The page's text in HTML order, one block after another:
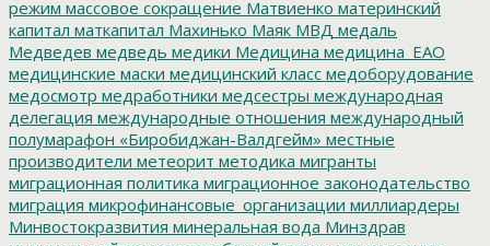
режим массовое сокращение Матвиенко материнский
капитал маткапитал Махинько Маяк МВД медаль
Медведев медведь медики Медицина медицина_ЕАО
медицинские маски медицинский класс медоборудование
медосмотр медработники медсестры международная
делегация международные отношения международный
полумарафон «Биробиджан-Валдгейм» местные
производители метеорит методика мигранты
миграционная политика миграционное законодательство
миграция микрофинансовые_организации миллиардеры
Минвостокразвития минеральная вода Минздрав